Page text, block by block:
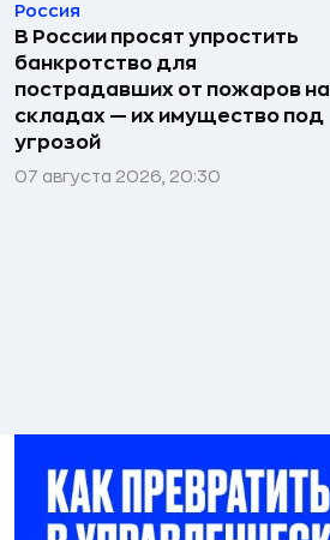
Россия
В России просят упростить
банкротство для
пострадавших от пожаров на
складах — их имущество под
угрозой
07 августа 2026, 20:30